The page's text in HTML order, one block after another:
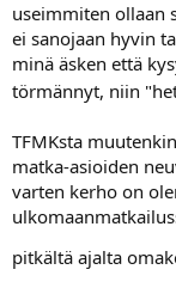
useimmiten ollaan
ei sanojaan hyvin
minä äsken että
törmännyt, niin
TFMKsta
matka-asioiden
varten kerho on
pitkältä ajalta